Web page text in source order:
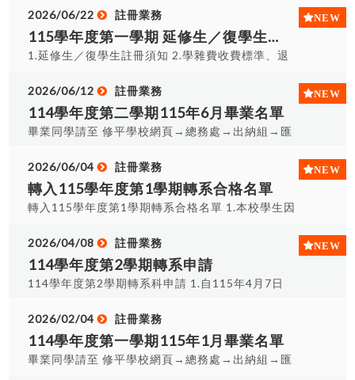
8/31之後星期一至五，領證時間早上
08:30~11:30; 下午13:30~16:30,並請帶本人證
件驗證及辦理離校流程3.領證地點:註冊課務組
(A0117)領取 4.領畢業證書時,請攜帶『身分證件』
代領委託書(WORD格式/PDF格式) 115年7月畢業
名單
計室 4.在校生註冊須知
2026/06/22 註冊業務
115學年度第一學期 延修生／復學生註冊須知(註冊選課115年8月25日)
1.延修生／復學生註冊須知 2.學雜費收費標準、退
2026/06/12
註冊業務
114學年度第二學期115年6月畢業名單
畢業同學請至 修平學校網頁→總務處→出納組→匯
領取支票 網址︰
https://alltop.hust.edu.tw/alltop_bus/ 1.完成離
校手續者說明:未有借書,借器材,畢業生流向已上網
之後星期一至五，領證時間早上 08:30~11:30; 下
午13:30~16:30,並請帶本人證件驗證及辦理離校流
程3.領證地點:註冊課務組(A0117)領取 4.領畢業證
書時,請攜帶『身分證件』 5.委辦時,請攜帶委託書及
式/PDF格式) 115年6月畢業名單
2026/06/04 註冊業務
轉入115學年度第1學期轉系合格名單
轉入115學年度第1學期轉系合格名單 1.本校學生因
系之學生名單 2.核准轉系同學，請於115年8月25日
(二)上午9:00~11:30、下午1:30~4:00間至註冊課
務組A0117，辦理註冊、就貸減免、學分抵免、選
「生輔組」換繳費單。 3.若同學因違反學則規定經
學期末成績結算判定勒令退學，依退學處理，將另
公告退學並寄發退學通知。
2026/04/08 註冊業務
114學年度第2學期轉系申請
114學年度第2學期轉系科申請 1.自115年4月7日
不候，請注意截止時間。 2.受理時間：115年4月7
日(二)起至下列辦公室領取或繳交轉系申請表 週一
~週五每日上午9:00~12:00、下午13:30~16:30註
2026/02/04 註冊業務
114學年度第一學期115年1月畢業名單
畢業同學請至 修平學校網頁→總務處→出納組→匯